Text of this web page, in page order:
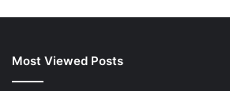
Most Viewed Posts